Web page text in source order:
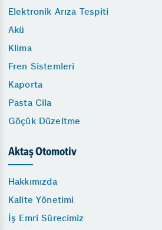
Elektronik Arıza Tespiti
Akü
Klima
Fren Sistemleri
Kaporta
Pasta Cila
Göçük Düzeltme
Aktaş Otomotiv
Hakkımızda
Kalite Yönetimi
İş Emri Sürecimiz